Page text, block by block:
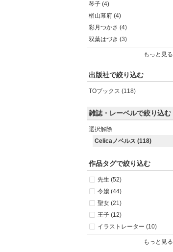
琴子 (4)
楢山幕府 (4)
彩月つかさ (4)
双葉はづき (3)
もっと見る
出版社で絞り込む
TOブックス (118)
雑誌・レーベルで絞り込む
選択解除
Celicaノベルス (118)
作品タグで絞り込む
先生 (52)
令嬢 (44)
聖女 (21)
王子 (12)
イラストレーター (10)
もっと見る